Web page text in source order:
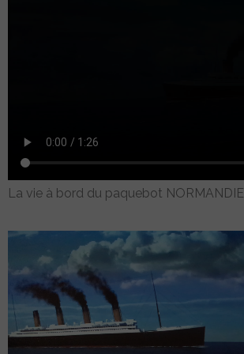
La vie à bord du paquebot NORMANDIE